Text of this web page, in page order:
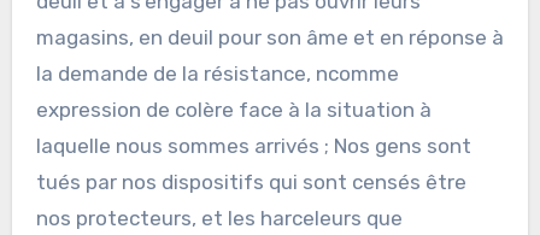
magasins, en deuil pour son âme et en réponse à
la demande de la résistance, ncomme
expression de colère face à la situation à
laquelle nous sommes arrivés ; Nos gens sont
tués par nos dispositifs qui sont censés être
nos protecteurs, et les harceleurs que